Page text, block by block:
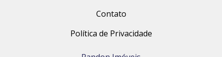
Contato
Política de Privacidade